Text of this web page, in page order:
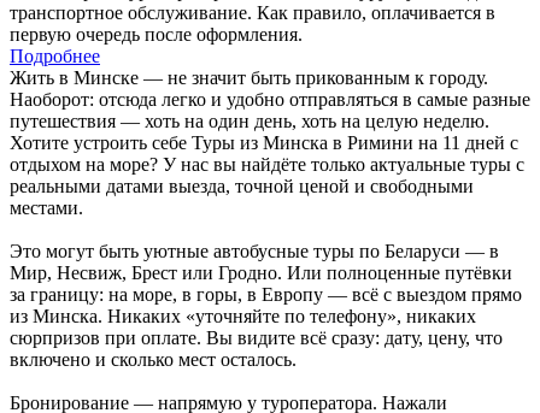
транспортное обслуживание. Как правило, оплачивается в
первую очередь после оформления.
Подробнее
Жить в Минске — не значит быть прикованным к городу.
Наоборот: отсюда легко и удобно отправляться в самые разные
путешествия — хоть на один день, хоть на целую неделю.
Хотите устроить себе Туры из Минска в Римини на 11 дней с
отдыхом на море? У нас вы найдёте только актуальные туры с
реальными датами выезда, точной ценой и свободными
местами.
Это могут быть уютные автобусные туры по Беларуси — в
Мир, Несвиж, Брест или Гродно. Или полноценные путёвки
за границу: на море, в горы, в Европу — всё с выездом прямо
из Минска. Никаких «уточняйте по телефону», никаких
сюрпризов при оплате. Вы видите всё сразу: дату, цену, что
включено и сколько мест осталось.
Бронирование — напрямую у туроператора. Нажали